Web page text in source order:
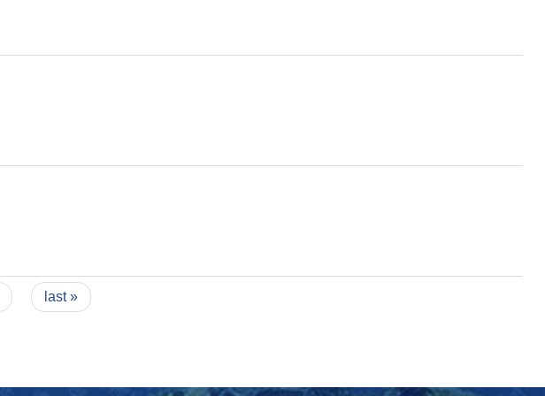
last »